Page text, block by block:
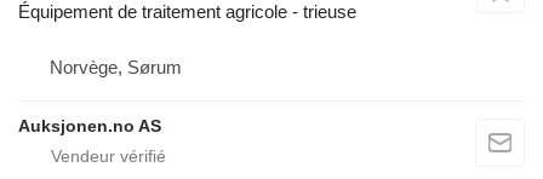
Équipement de traitement agricole - trieuse
Norvège, Sørum
Auksjonen.no AS